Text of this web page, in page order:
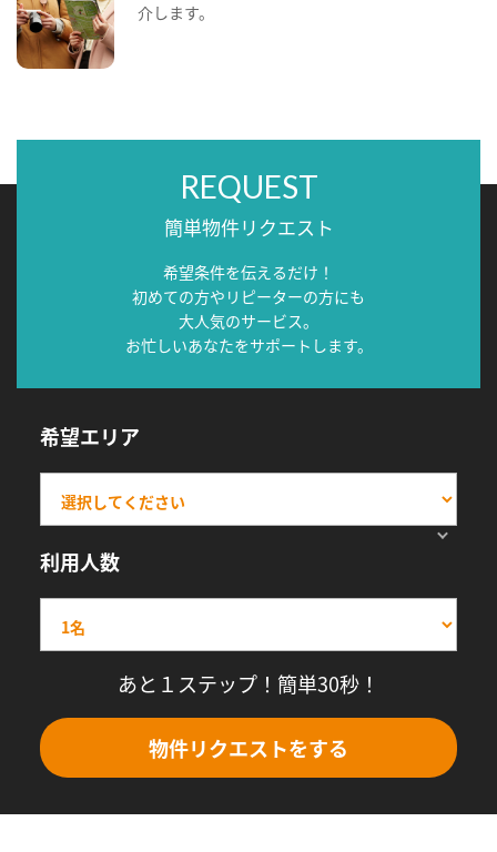
介します。
REQUEST
簡単物件リクエスト
希望条件を伝えるだけ！
初めての方やリピーターの方にも
大人気のサービス。
お忙しいあなたをサポートします。
希望エリア
利用人数
あと１ステップ！簡単30秒！
物件リクエストをする